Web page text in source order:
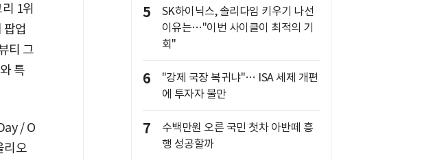
1위
업
티 그
특
/ O
리오
5
SK하이닉스, 솔리다임 키우기 나선
이유는…"이번 사이클이 최적의 기
회"
6
"강제 국장 복귀냐"… ISA 세제 개편
에 투자자 불만
7
수백만원 오른 국민 첫차 아반떼 흥
행 성공할까